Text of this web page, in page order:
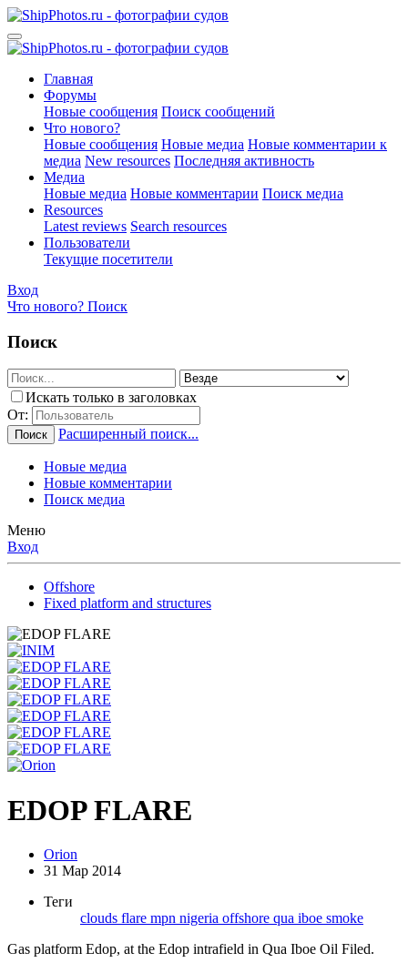
Главная
Форумы
Новые сообщения Поиск сообщений
Что нового?
Новые сообщения Новые медиа Новые комментарии к
медиа New resources Последняя активность
Медиа
Новые медиа Новые комментарии Поиск медиа
Resources
Latest reviews Search resources
Пользователи
Текущие посетители
Вход
Что нового? Поиск
Поиск
Искать только в заголовках
От:
Поиск Расширенный поиск...
Новые медиа
Новые комментарии
Поиск медиа
Меню
Вход
Offshore
Fixed platform and structures
EDOP FLARE
Orion
31 Мар 2014
Теги
clouds flare mpn nigeria offshore qua iboe smoke
Gas platform Edop, at the Edop intrafield in Qua Iboe Oil Filed.